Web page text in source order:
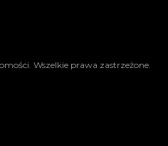
Wszelkie prawa zastrzeżone.